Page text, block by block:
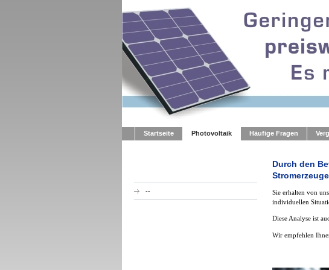
Startseite Photovoltaik Häufige Fragen
--
Durch den
Sie erhalten von
individuellen
Diese Analyse ist
Wir empfehlen